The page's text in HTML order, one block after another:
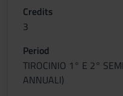
Credits
3
Period
TIROCINIO 1° E 2°
ANNUALI)